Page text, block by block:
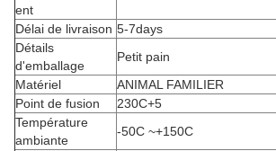
ent
Délai de livraison 5-7days
Détails
d'emballage
Petit pain
Matériel
ANIMAL FAMILIER
Point de fusion
230C+5
Température
ambiante
-50C ~+150C